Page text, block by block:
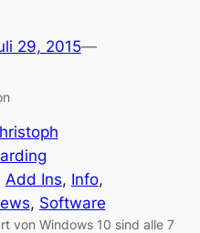
29, 2015—
Add Ins, Info
, Software
von Windows 10 sind alle 7